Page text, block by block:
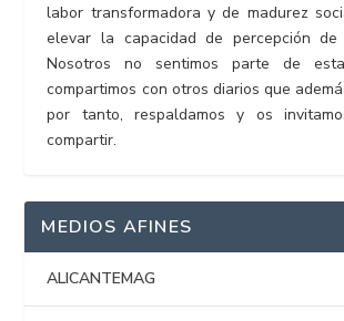
labor transformadora y de madurez
elevar la capacidad de percepción de
Nosotros no sentimos parte de
compartimos con otros diarios que
por tanto, respaldamos y os
compartir.
MEDIOS AFINES
ALICANTEMAG